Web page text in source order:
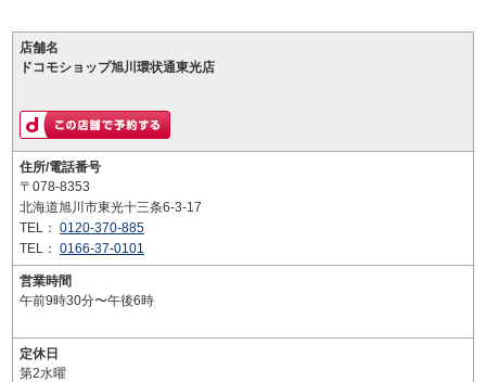
店舗名
ドコモショップ旭川環状通東光店
住所/電話番号
〒078-8353
北海道旭川市東光十三条6-3-17
TEL： 0120-370-885
TEL： 0166-37-0101
営業時間
午前9時30分〜午後6時
定休日
第2水曜